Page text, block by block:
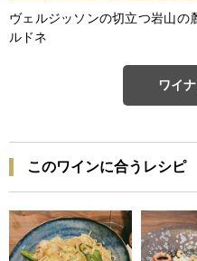
ヴェルジッソンの切立つ岩山の
ルドネ
ワイ
このワインに合うレシピ